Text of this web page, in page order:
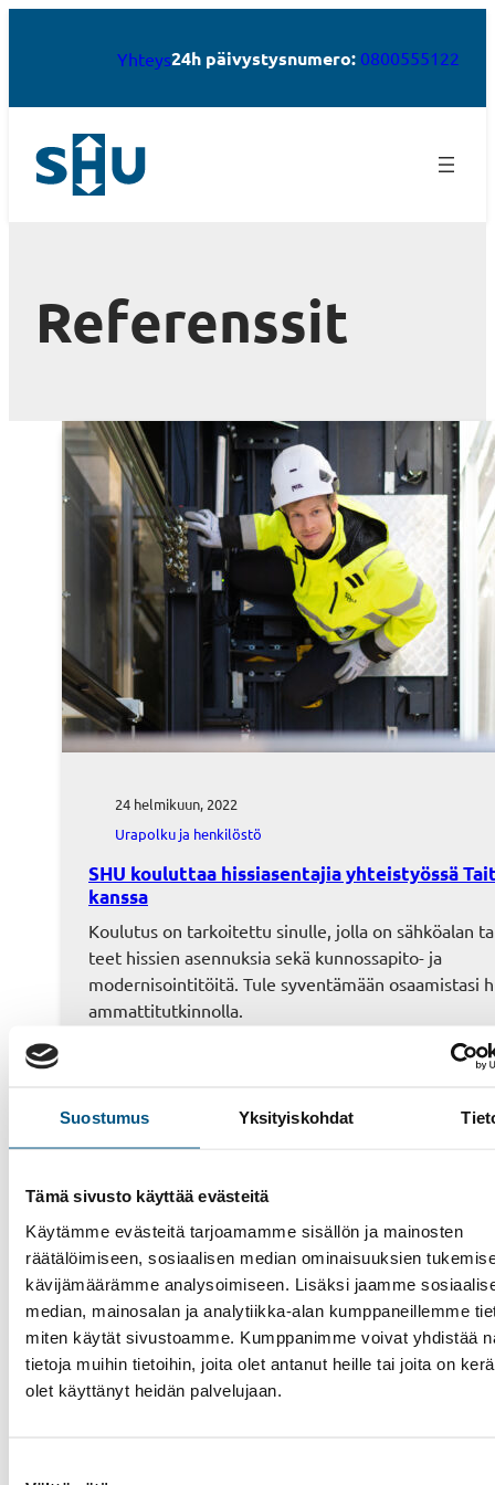
Suostumus Yksityiskohdat
Tämä sivusto käyttää evästeitä
Käytämme evästeitä tarjoamamme sisällön ja mainosten
räätälöimiseen, sosiaalisen median ominaisuuksien
kävijämäärämme analysoimiseen. Lisäksi jaamme
median, mainosalan ja analytiikka-alan kumppaneillemme
miten käytät sivustoamme. Kumppanimme voivat yhdistää
tietoja muihin tietoihin, joita olet antanut heille tai joita on
olet käyttänyt heidän palvelujaan.
Yhteys24h päivystysnumero: 0800555122
Referenssit
24 helmikuun, 2022
Urapolku ja henkilöstö
SHU kouluttaa hissiasentajia yhteistyössä
kanssa
Koulutus on tarkoitettu sinulle, jolla on sähköalan
teet hissien asennuksia sekä kunnossapito- ja
modernisointitöitä. Tule syventämään osaamistasi
ammattitutkinnolla.
Hissit
Liukuportaat
Muut palvelut
Tarjouspyyntö